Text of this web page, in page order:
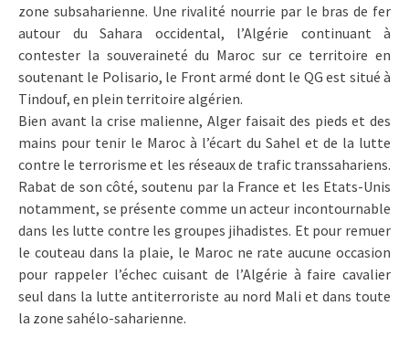
zone subsaharienne. Une rivalité nourrie par le bras de fer
autour du Sahara occidental, l’Algérie continuant à
contester la souveraineté du Maroc sur ce territoire en
soutenant le Polisario, le Front armé dont le QG est situé à
Tindouf, en plein territoire algérien.
Bien avant la crise malienne, Alger faisait des pieds et des
mains pour tenir le Maroc à l’écart du Sahel et de la lutte
contre le terrorisme et les réseaux de trafic transsahariens.
Rabat de son côté, soutenu par la France et les Etats-Unis
notamment, se présente comme un acteur incontournable
dans les lutte contre les groupes jihadistes. Et pour remuer
le couteau dans la plaie, le Maroc ne rate aucune occasion
pour rappeler l’échec cuisant de l’Algérie à faire cavalier
seul dans la lutte antiterroriste au nord Mali et dans toute
la zone sahélo-saharienne.